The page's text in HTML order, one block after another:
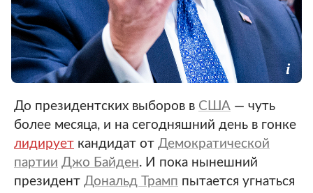
До президентских выборов в США — чуть
более месяца, и на сегодняшний день в гонке
лидирует кандидат от Демократической
партии Джо Байден. И пока нынешний
президент Дональд Трамп пытается угнаться